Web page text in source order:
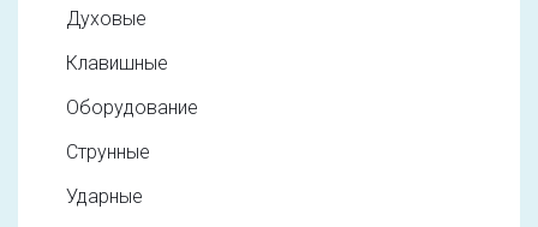
Духовые
Клавишные
Оборудование
Струнные
Ударные